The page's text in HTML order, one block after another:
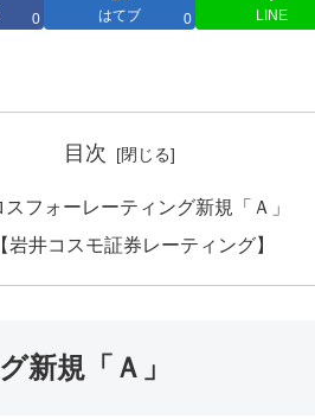
0 はてブ 0 LINE
目次
スフォーレーティング新規「Ａ」
【岩井コスモ証券レーティング】
新規「Ａ」